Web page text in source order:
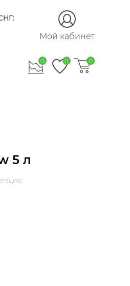
Мой кабинет
0 0 0
5 л